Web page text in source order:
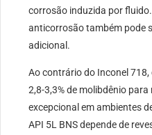
corrosão induzida por
anticorrosão também pode
adicional.
Ao contrário do Inconel 718,
2,8-3,3% de molibdênio
excepcional em ambientes
API 5L BNS depende de